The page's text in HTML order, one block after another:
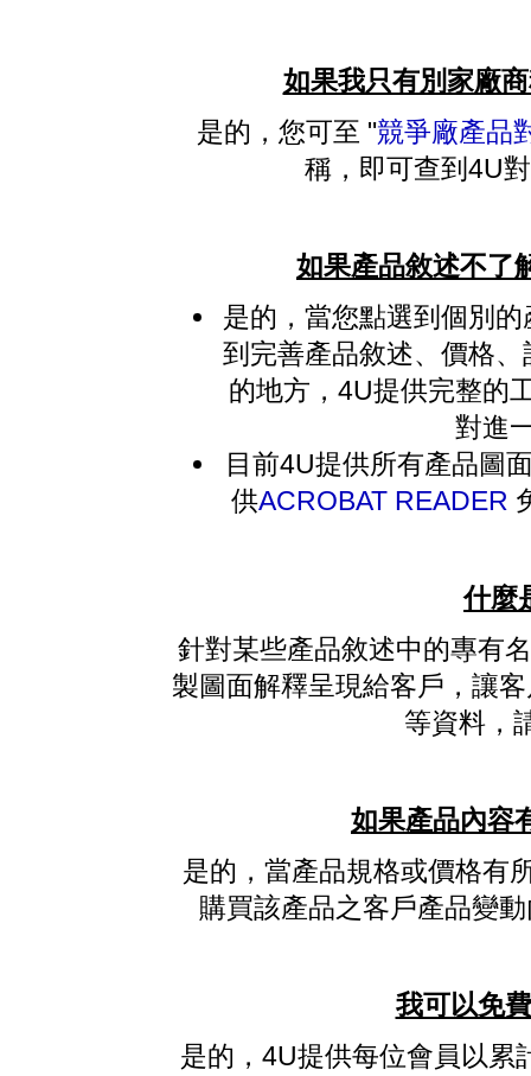
如果我只有別家廠
是的，您可至 "競爭廠產品
稱，即可查到4U
如果產品敘述不了
是的，當您點選到個別
到完善產品敘述、價格
的地方，4U提供完整的
對進
目前4U提供所有產品圖
供ACROBAT READER
什麼
針對某些產品敘述中的專有
製圖面解釋呈現給客戶，讓
等資料，
如果產品內容
是的，當產品規格或價格有
購買該產品之客戶產品變
我可以免
是的，4U提供每位會員以累